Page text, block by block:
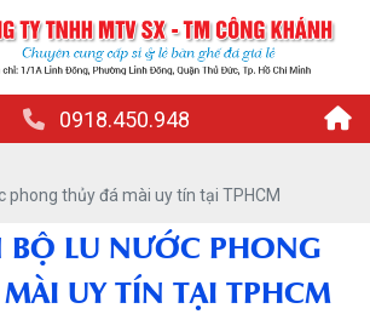
0918.450.948
phong thủy đá mài uy tín tại TPHCM
BỘ LU NƯỚC PHONG
UY TÍN TẠI TPHCM